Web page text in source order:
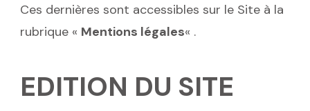
Ces dernières sont accessibles sur le Site à la
rubrique « Mentions légales« .
EDITION DU SITE